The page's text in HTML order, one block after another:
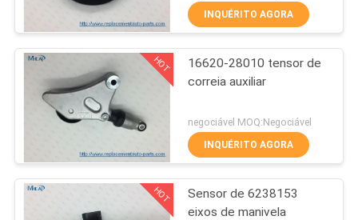
EXCURSÃO
FÁBRICA
CONTROLE
DA
QUALIDADE
Auto interruptor da
janela de poder
72
INQUÉRITO AGORA
HOT
16620-28010 tensor de
correia auxiliar
negociável MOQ:Negociável
INQUÉRITO AGORA
HOT
Sensor de 6238153
eixos de manivela